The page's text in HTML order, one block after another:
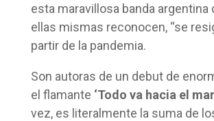
esta maravillosa banda argentina
ellas mismas reconocen, “se
partir de la pandemia.
Son autoras de un debut de
el flamante ‘Todo va hacia el
vez, es literalmente la suma de